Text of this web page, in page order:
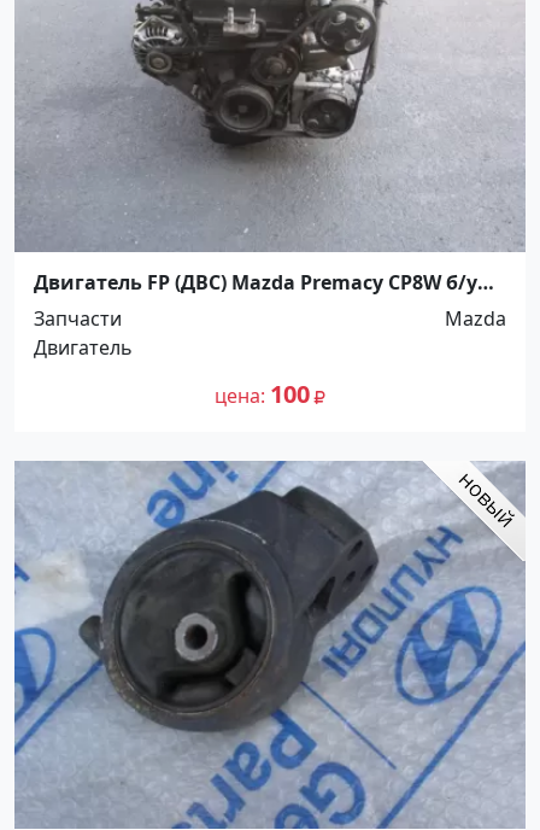
Двигатель FP (ДВС) Mazda Premacy CP8W б/у
контрактный Краснодар
Запчасти
Mazda
Двигатель
цена 100